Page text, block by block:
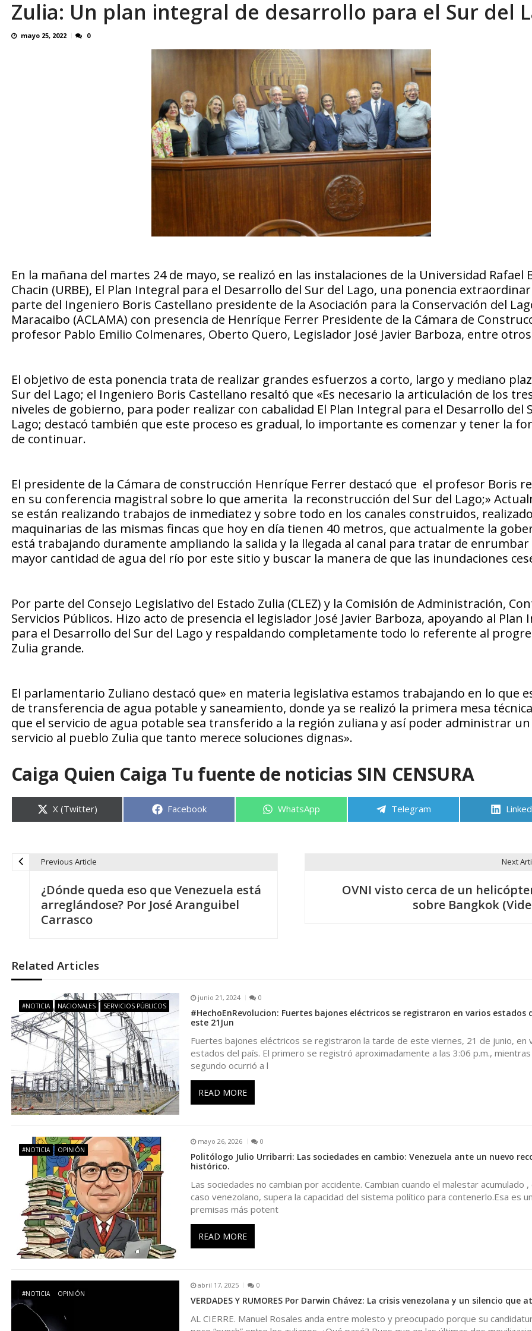
OVP denunció 15 años de violación sistemática de derechos humanos en el Minister... AGOSTO 6, 2026
Zulia: Un plan integral de desarrollo para el Sur del
mayo 25, 2022 0
En la mañana del martes 24 de mayo, se realizó en las instalaciones de la Universidad Rafael
Chacin (URBE), El Plan Integral para el Desarrollo del Sur del Lago, una ponencia
parte del Ingeniero Boris Castellano presidente de la Asociación para la Conservación del
Maracaibo (ACLAMA) con presencia de Henríque Ferrer Presidente de la Cámara de
profesor Pablo Emilio Colmenares, Oberto Quero, Legislador José Javier Barboza, entre
El objetivo de esta ponencia trata de realizar grandes esfuerzos a corto, largo y mediano
Sur del Lago; el Ingeniero Boris Castellano resaltó que «Es necesario la articulación de los
niveles de gobierno, para poder realizar con cabalidad El Plan Integral para el Desarrollo del
Lago; destacó también que este proceso es gradual, lo importante es comenzar y tener la
de continuar.
El presidente de la Cámara de construcción Henríque Ferrer destacó que el profesor Boris
en su conferencia magistral sobre lo que amerita la reconstrucción del Sur del Lago;»
se están realizando trabajos de inmediatez y sobre todo en los canales construidos,
maquinarias de las mismas fincas que hoy en día tienen 40 metros, que actualmente la
está trabajando duramente ampliando la salida y la llegada al canal para tratar de enrumbar
mayor cantidad de agua del río por este sitio y buscar la manera de que las inundaciones
Por parte del Consejo Legislativo del Estado Zulia (CLEZ) y la Comisión de Administración,
Servicios Públicos. Hizo acto de presencia el legislador José Javier Barboza, apoyando al Plan
para el Desarrollo del Sur del Lago y respaldando completamente todo lo referente al
Zulia grande.
El parlamentario Zuliano destacó que» en materia legislativa estamos trabajando en lo que
de transferencia de agua potable y saneamiento, donde ya se realizó la primera mesa
que el servicio de agua potable sea transferido a la región zuliana y así poder administrar
servicio al pueblo Zulia que tanto merece soluciones dignas».
Caiga Quien Caiga Tu fuente de noticias SIN CENSURA
Compartir
en
X (Twitter) Compartir
Facebook Compartir
WhatsApp Compartir
Telegram
e
g
a
i
ó
n
e
e
n
t
Previous Article
¿Dónde queda eso que Venezuela está
arreglándose? Por José Aranguibel
Carrasco
Next
OVNI visto cerca de un
sobre Bangkok
Related Articles
#NOTICIA NACIONALES SERVICIOS PÚBLICOS
junio 21, 2024 0
#HechoEnRevolucion: Fuertes bajones eléctricos se registraron en varios estados
este 21Jun
Fuertes bajones eléctricos se registraron la tarde de este viernes, 21 de junio, en
estados del país. El primero se registró aproximadamente a las 3:06 p.m.,
segundo ocurrió a l
READ MORE
#NOTICIA OPINIÓN
mayo 26, 2026 0
Politólogo Julio Urribarri: Las sociedades en cambio: Venezuela ante un nuevo
histórico.
Las sociedades no cambian por accidente. Cambian cuando el malestar acumulado ,
caso venezolano, supera la capacidad del sistema político para contenerlo.Esa es
premisas más potent
READ MORE
#NOTICIA OPINIÓN
abril 17, 2025 0
VERDADES Y RUMORES Por Darwin Chávez: La crisis venezolana y un silencio que
AL CIERRE. Manuel Rosales anda entre molesto y preocupado porque su